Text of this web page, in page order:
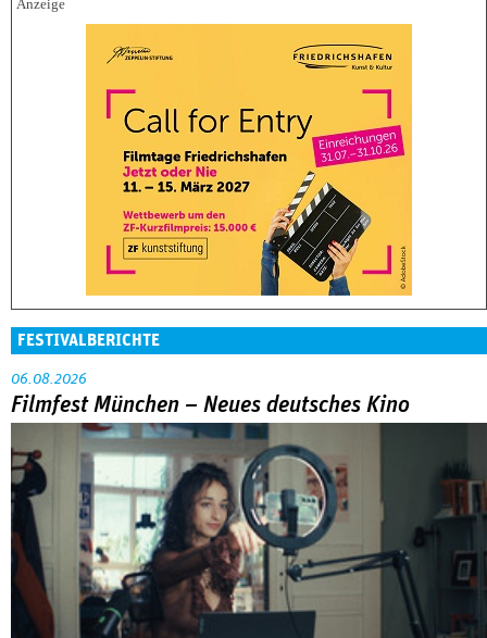
FESTIVALBERICHTE
Filmfest München – Neues deutsches Kino
Abarbeitung an der eigenen Familie war das große Thema in
der Reihe »Neues deutsches Kino« beim Filmfest München.
MEHR